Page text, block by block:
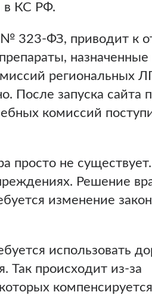
в КС РФ.
323-ФЗ, приводит к
назначенные
региональных
После запуска сайта
комиссий
не существует.
Решение
изменение
использовать
Так происходит из-за